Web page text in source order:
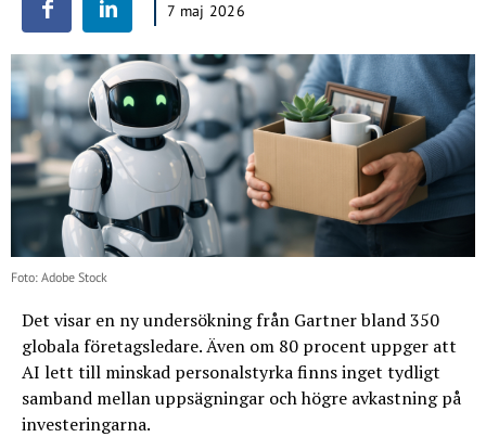
7 maj 2026
Foto: Adobe Stock
Det visar en ny undersökning från Gartner bland 350
globala företagsledare. Även om 80 procent uppger att
AI lett till minskad personalstyrka finns inget tydligt
samband mellan uppsägningar och högre avkastning på
investeringarna.